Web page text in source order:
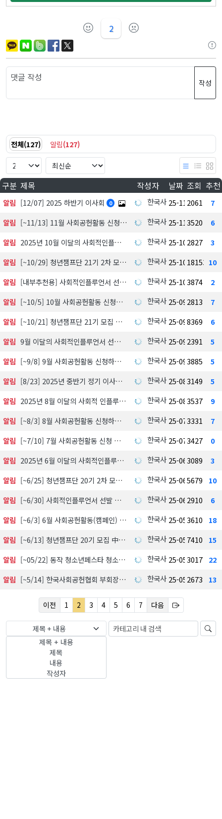
2
작성
전체(127) 알림(127)
구분 제목 작성자 날짜 조회 추천
알림 [12/07] 2025 하반기 이사회 0 한국사회공헌협회
25-11-18
2061
7
알림
[~11/13] 11월 사회공헌활동 신청하기 한국사회공헌협회
25-11-01
3520
6
알림
2025년 10월 이달의 사회적인플루언서 선정 발표 공개 한국사회공헌협회
25-10-21
2827
3
알림
[~10/29] 청년챔프단 21기 2차 모집 中 한국사회공헌협회
25-10-19
18153 10
알림
[내부추천용] 사회적인플루언서 선발中 한국사회공헌협회
25-10-13
3874
2
알림
[~10/5] 10월 사회공헌활동 신청하기 한국사회공헌협회
25-09-30
2813
7
알림
[~10/21] 청년챔프단 21기 모집 中 한국사회공헌협회
25-09-26
8369
6
알림
9월 이달의 사회적인플루언서 선정 및 발표 한국사회공헌협회
25-09-09
2391
5
알림
[~9/8] 9월 사회공헌활동 신청하기 한국사회공헌협회
25-09-05
3885
5
알림
[8/23] 2025년 중반기 정기 이사회 한국사회공헌협회
25-08-07
3149
5
알림
2025년 8월 이달의 사회적 인플루언서 선정 결과 발표 한국사회공헌협회
25-08-06
3537
9
알림
[~8/3] 8월 사회공헌활동 신청하기 한국사회공헌협회
25-07-31
3331
7
알림
[~7/10] 7월 사회공헌활동 신청 접수 中 한국사회공헌협회
25-07-07
3427
0
알림
2025년 6월 이달의 사회적인플루언서 선정 한국사회공헌협회
25-06-18
3089
3
알림
[~6/25] 청년챔프단 20기 2차 모집 中 한국사회공헌협회
25-06-15
5679
10
알림
[~6/30] 사회적인플루언서 선발 모집 한국사회공헌협회
25-06-11
2910
6
알림
[~6/3] 6월 사회공헌활동(캠페인) 신청 접수中 한국사회공헌협회
25-05-29
3610
18
알림
[~6/13] 청년챔프단 20기 모집 中 한국사회공헌협회
25-05-25
7410
15
알림
[~05/22] 동작 청소년페스타 청소년의날 행사 한국사회공헌협회
25-05-20
3017
22
알림
[~5/14] 한국사회공헌협회 부회장 후보자 접수 공고 한국사회공헌협회
25-05-12
2673 13
이전 1 2 3 4 5 6 7 다음
제목 + 내용
제목 + 내용
제목
내용
작성자